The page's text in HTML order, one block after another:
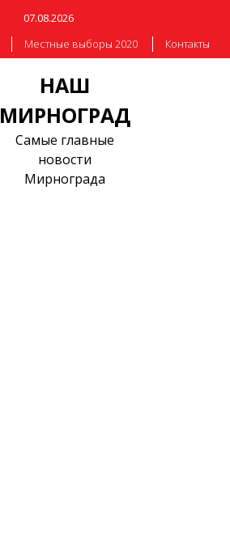
07.08.2026
Местные выборы 2020 Контакты
НАШ
МИРНОГРАД
Самые главные
новости
Мирнограда